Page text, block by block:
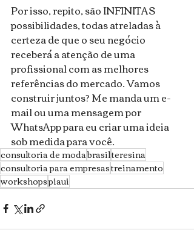
Por isso, repito, são INFINITAS
possibilidades, todas atreladas à
certeza de que o seu negócio
receberá a atenção de uma
profissional com as melhores
referências do mercado. Vamos
construir juntos? Me manda um e-
mail ou uma mensagem por
WhatsApp para eu criar uma ideia
sob medida para você.
consultoria de modabrasilteresina
consultoria para empresastreinamento
workshopspiaui